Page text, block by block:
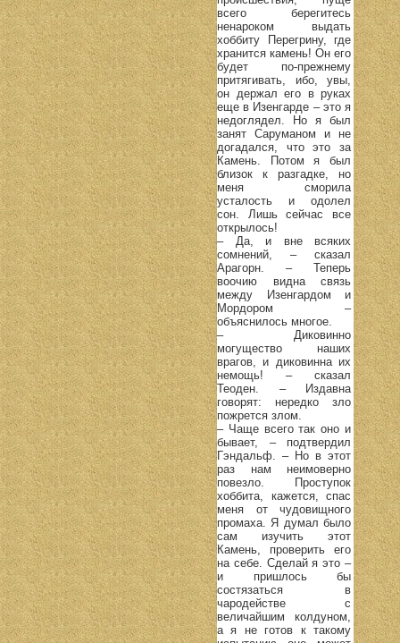
всего берегитесь
ненароком выдать
хоббиту Перегрину, где
хранится камень! Он его
будет по-прежнему
притягивать, ибо, увы,
он держал его в руках
еще в Изенгарде – это я
недоглядел. Но я был
занят Саруманом и не
догадался, что это за
Камень. Потом я был
близок к разгадке, но
меня сморила
усталость и одолел
сон. Лишь сейчас все
открылось!
– Да, и вне всяких
сомнений, – сказал
Арагорн. – Теперь
воочию видна связь
между Изенгардом и
Мордором –
объяснилось многое.
– Диковинно
могущество наших
врагов, и диковинна их
немощь! – сказал
Теоден. – Издавна
говорят: нередко зло
пожрется злом.
– Чаще всего так оно и
бывает, – подтвердил
Гэндальф. – Но в этот
раз нам неимоверно
повезло. Проступок
хоббита, кажется, спас
меня от чудовищного
промаха. Я думал было
сам изучить этот
Камень, проверить его
на себе. Сделай я это –
и пришлось бы
состязаться в
чародействе с
величайшим колдуном,
а я не готов к такому